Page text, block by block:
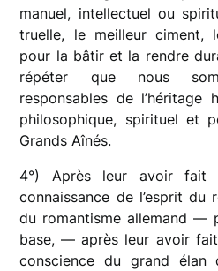
manuel, intellectuel ou
truelle, le meilleur ciment,
pour la bâtir et la rendre
répéter que nous
responsables de l’héritage
philosophique, spirituel et
Grands Aînés.
4°) Après leur avoir fait
connaissance de l’esprit du
du romantisme allemand —
base, — après leur avoir
conscience du grand élan